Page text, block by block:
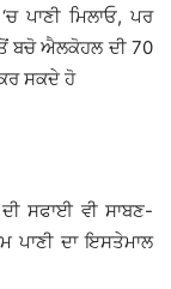
ਪਾਣੀ ਮਿਲਾਓ, ਪਰ
ਬਚੋ ਐਲਕੋਹਲ ਦੀ 70
ਸਕਦੇ ਹੋ
ਸਫਾਈ ਵੀ ਸਾਬਣ-
ਪਾਣੀ ਦਾ ਇਸਤੇਮਾਲ